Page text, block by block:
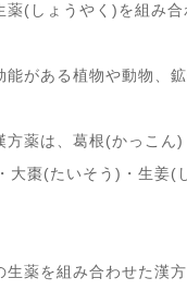
(しょうやく)を組み合
がある植物や動物、
方薬は、葛根(かっこ
大棗(たいそう)・生姜(
薬を組み合わせた漢